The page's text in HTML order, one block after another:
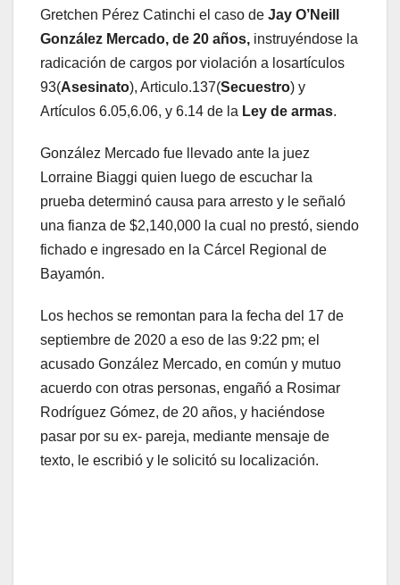
Gretchen Pérez Catinchi el caso de Jay O’Neill
González Mercado, de 20 años, instruyéndose la
radicación de cargos por violación a losartículos
93(Asesinato), Articulo.137(Secuestro) y
Artículos 6.05,6.06, y 6.14 de la Ley de armas.
González Mercado fue llevado ante la juez
Lorraine Biaggi quien luego de escuchar la
prueba determinó causa para arresto y le señaló
una fianza de $2,140,000 la cual no prestó, siendo
fichado e ingresado en la Cárcel Regional de
Bayamón.
Los hechos se remontan para la fecha del 17 de
septiembre de 2020 a eso de las 9:22 pm; el
acusado González Mercado, en común y mutuo
acuerdo con otras personas, engañó a Rosimar
Rodríguez Gómez, de 20 años, y haciéndose
pasar por su ex- pareja, mediante mensaje de
texto, le escribió y le solicitó su localización.